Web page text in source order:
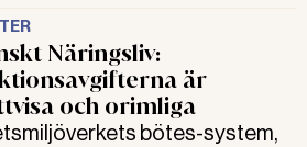
med att det har blivit
men svårigheter finns.
Näringsliv:
är
och orimliga
bötes-system,